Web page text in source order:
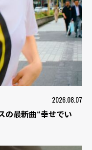
2026.08.07
の最新曲“幸せでい